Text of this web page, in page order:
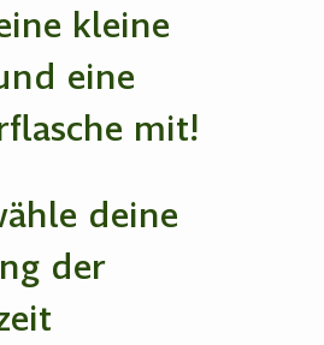
kleine
eine
mit!
deine
der